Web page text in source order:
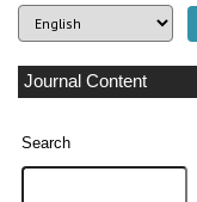
Journal Content
Search